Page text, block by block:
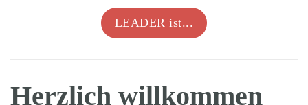
LEADER ist...
Herzlich willkommen